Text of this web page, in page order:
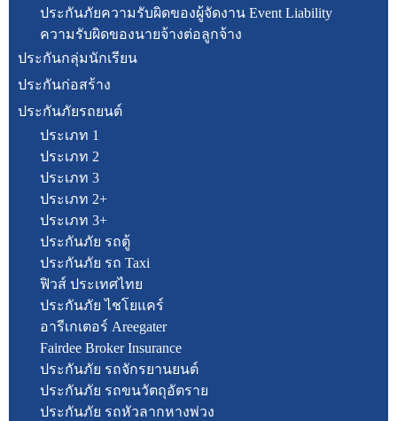
ประกันภัยความรับผิดของผู้จัดงาน Event Liability
ความรับผิดของนายจ้างต่อลูกจ้าง
ประกันกลุ่มนักเรียน
ประกันก่อสร้าง
ประกันภัยรถยนต์
ประเภท 1
ประเภท 2
ประเภท 3
ประเภท 2+
ประเภท 3+
ประกันภัย รถตู้
ประกันภัย รถ Taxi
ฟิวส์ ประเทศไทย
ประกันภัย ไชโยแคร์
อารีเกเตอร์ Areegater
Fairdee Broker Insurance
ประกันภัย รถจักรยานยนต์
ประกันภัย รถขนวัตถุอัตราย
ประกันภัย รถหัวลากหางพ่วง